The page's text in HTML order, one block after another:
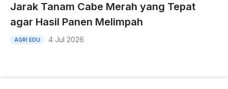
Jarak Tanam Cabe Merah yang Tepat
agar Hasil Panen Melimpah
AGRI EDU 4 Jul 2026